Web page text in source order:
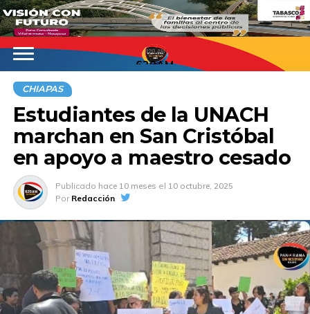
620AM
CHIAPAS
Estudiantes de la UNACH
marchan en San Cristóbal
en apoyo a maestro cesado
Publicado hace 10 meses el 10 octubre, 2025
Por Redacción